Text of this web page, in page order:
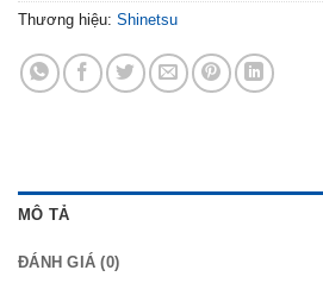
Thương hiệu: Shinetsu
MÔ TẢ
ĐÁNH GIÁ (0)